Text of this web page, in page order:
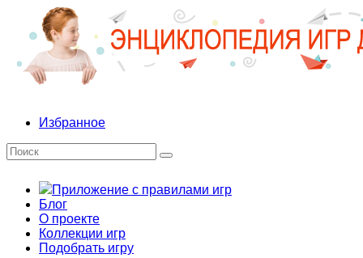
Избранное
Приложение с правилами игр
Блог
О проекте
Коллекции игр
Подобрать игру